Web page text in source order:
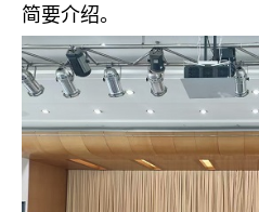
简要介绍。